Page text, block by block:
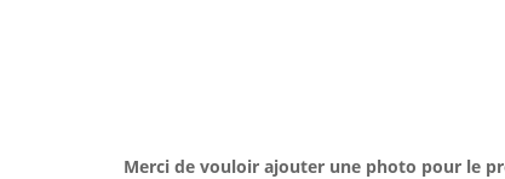
Merci de vouloir ajouter une photo pour le